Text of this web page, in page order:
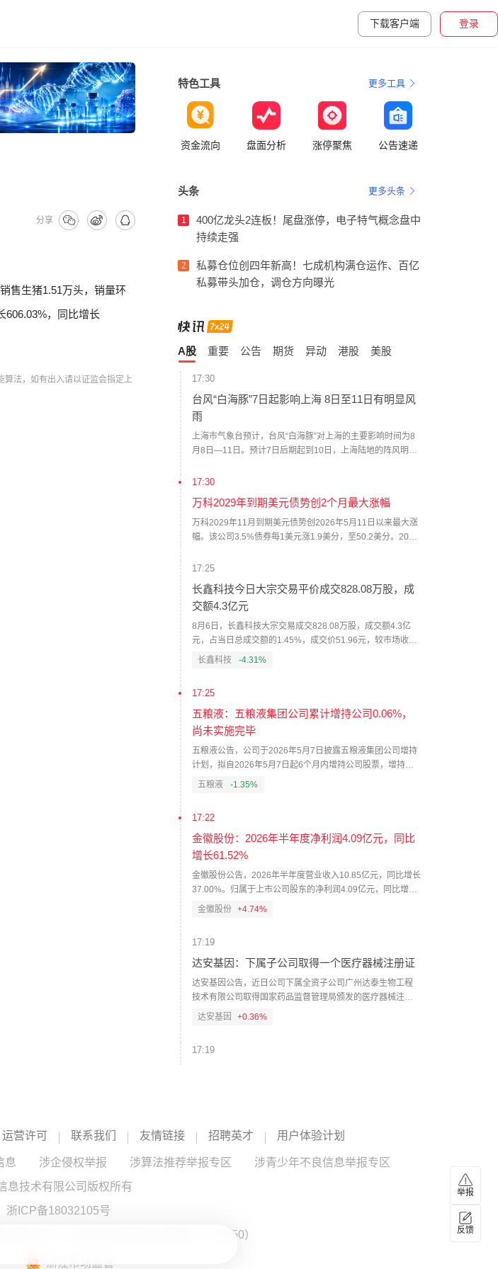
下载客户端 登录
分享
售生猪1.51万头，销量环
606.03%，同比增长
算法，如有出入请以证监会指定上
特色工具 更多工具
资金流向 盘面分析 涨停聚焦 公告速递
头条 更多头条
1
400亿龙头2连板！尾盘涨停，电子特气概念盘中
持续走强
2
私募仓位创四年新高！七成机构满仓运作、百亿
私募带头加仓，调仓方向曝光
A股 重要 公告 期货 异动 港股 美股
17:30
台风“白海豚”7日起影响上海 8日至11日有明显风
雨
上海市气象台预计，台风“白海豚”对上海的主要影响时间为8
月8日—11日。预计7日后期起到10日，上海陆地的阵风明显
会更大；8—10日降水明显，累积雨量可超100毫米。但由于
带高压、台风等多个系统演变仍有较大变数，如果出现“白海
豚”9日夜间到10日凌晨登陆浙江北部并继续向西北方向移动
的极端情况，对上海的风雨影响最为严重。（央视新闻）
17:30
万科2029年到期美元债势创2个月最大涨幅
万科2029年11月到期美元债势创2026年5月11日以来最大涨
幅。该公司3.5%债券每1美元涨1.9美分，至50.2美分。2027
17:25
长鑫科技今日大宗交易平价成交828.08万股，成
交额4.3亿元
8月6日，长鑫科技大宗交易成交828.08万股，成交额4.3亿
元，占当日总成交额的1.45%，成交价51.96元，较市场收盘
价51.96元持平。（界面新闻）
长鑫科技 -4.31%
17:25
五粮液：五粮液集团公司累计增持公司0.06%，
尚未实施完毕
五粮液公告，公司于2026年5月7日披露五粮液集团公司增持
计划，拟自2026年5月7日起6个月内增持公司股票，增持金
额不低于30亿元、不超过50亿元。截至本公告披露日，五粮
增持金额为1.99亿元。本次增持计划尚未实施完毕，五粮液
集团公司将按照增持计划继续实施增持。
五粮液 -1.35%
17:22
金徽股份：2026年半年度净利润4.09亿元，同比
增长61.52%
金徽股份公告，2026年半年度营业收入10.85亿元，同比增长
37.00%。归属于上市公司股东的净利润4.09亿元，同比增长
61.52%。归属于上市公司股东的扣除非经常性损益的净利润
金徽股份 +4.74%
17:19
达安基因：下属子公司取得一个医疗器械注册证
达安基因公告，近日公司下属全资子公司广州达泰生物工程
技术有限公司取得国家药品监督管理局颁发的医疗器械注册
证一个，医疗器械名称为甲胎蛋白测定试剂盒（化学发光
清、血浆中甲胎蛋白（AFP）的含量，主要用于原发性肝癌的
达安基因 +0.36%
17:19
本次公告为方案调整，核心变化为限售期由18个月调整为36
证监会同意注册。
安阳钢铁 --
展前景的坚定信心与价值认同，于2026年8月5日至6日通过
运营许可 联系我们 友情链接 招聘英才 用户体验计划
息 涉企侵权举报 涉算法推荐举报专区
涉青少年不良信息举报专区
息技术有限公司版权所有
浙ICP备18032105号
限公司 （中国证监会核发证书编号：ZX0050）
浙江市场监管
举报
反馈